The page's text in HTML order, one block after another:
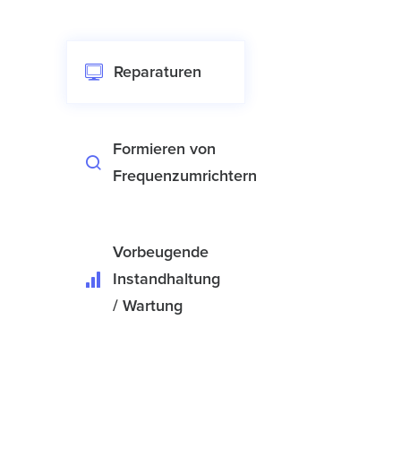
Reparaturen
Formieren von
Frequenzumrichtern
Vorbeugende
Instandhaltung
/ Wartung